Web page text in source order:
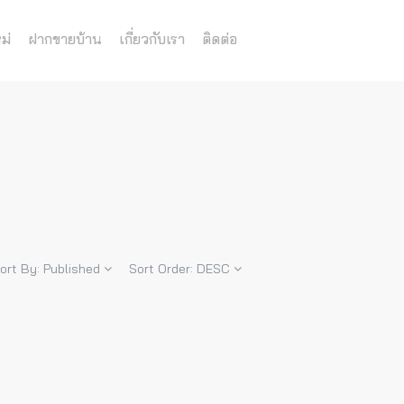
ฝากขายบ้าน เกี่ยวกับเรา ติดต่อ
By: Published Sort Order: DESC